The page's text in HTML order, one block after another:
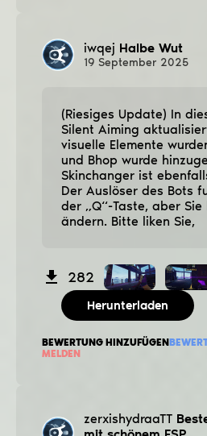
iwqej Halbe Wut
19 September 2025
(Riesiges Update) In
Silent Aiming
visuelle Elemente
und Bhop wurde
Skinchanger ist
Der Auslöser des Bots
der „Q“-Taste, aber Sie
ändern. Bitte liken Sie,
282
Herunterladen
BEWERTUNG HINZUFÜGEN
MELDEN
zerxishydraaTT